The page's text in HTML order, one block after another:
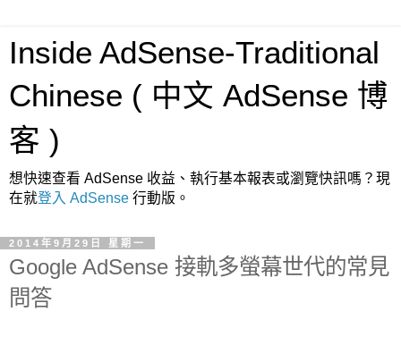
Inside AdSense-Traditional
Chinese ( 中文 AdSense 博
客 )
想快速查看 AdSense 收益、執行基本報表或瀏覽快訊嗎？現
在就登入 AdSense 行動版。
2014年9月29日 星期一
Google AdSense 接軌多螢幕世代的常見
問答